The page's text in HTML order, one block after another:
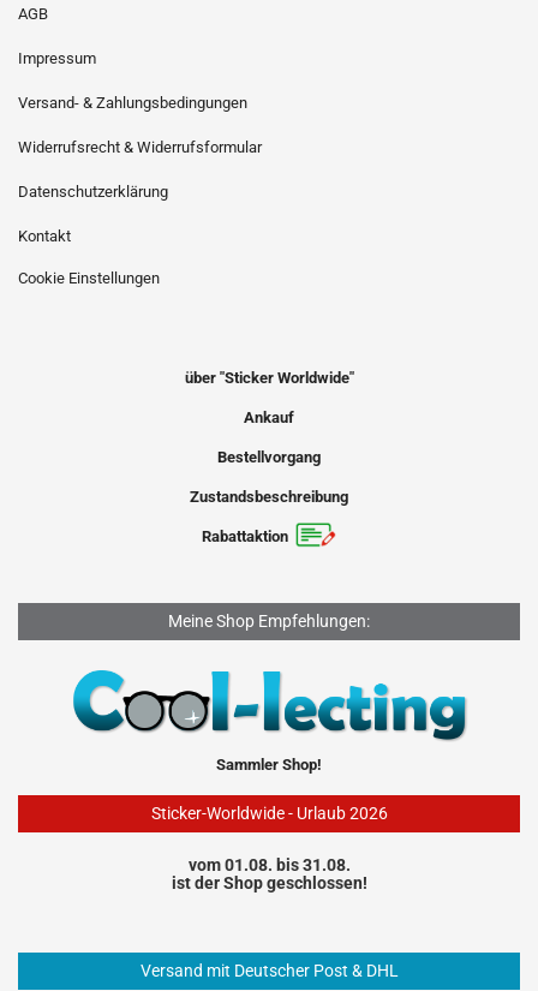
AGB
Impressum
Versand- & Zahlungsbedingungen
Widerrufsrecht & Widerrufsformular
Datenschutzerklärung
Kontakt
Cookie Einstellungen
über "Sticker Worldwide"
Ankauf
Bestellvorgang
Zustandsbeschreibung
Rabattaktion
Meine Shop Empfehlungen:
Sammler Shop!
Sticker-Worldwide - Urlaub 2026
vom 01.08. bis 31.08.
ist der Shop geschlossen!
Versand mit Deutscher Post & DHL